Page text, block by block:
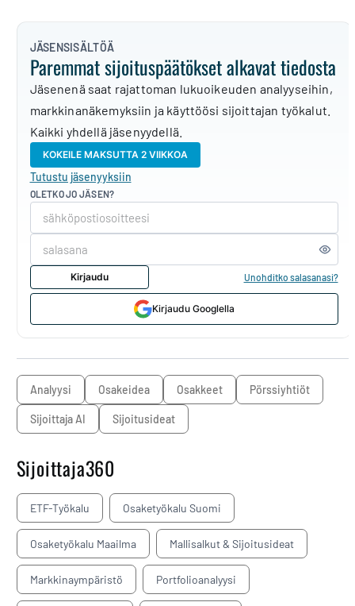
JÄSENSISÄLTÖÄ
Paremmat sijoituspäätökset alkavat tiedosta
Jäsenenä saat rajattoman lukuoikeuden analyyseihin,
markkinanäkemyksiin ja käyttöösi sijoittajan työkalut.
Kaikki yhdellä jäsenyydellä.
KOKEILE MAKSUTTA 2 VIIKKOA
Tutustu jäsenyyksiin
OLETKO JO JÄSEN?
Kirjaudu Unohditko salasanasi?
Kirjaudu Googlella
analyysi osakeidea osakkeet pörssiyhtiöt
Sijoittaja AI sijoitusideat
Sijoittaja360
ETF-Työkalu Osaketyökalu Suomi
Osaketyökalu Maailma Mallisalkut & Sijoitusideat
Markkinaympäristö Portfolioanalyysi